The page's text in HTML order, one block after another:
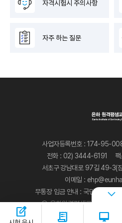
자격시험시 주의사항
자주 하는 질문
사업자등록번호 : 174-95-
전화 : 02) 3444-6191
서초구 강남대로 97길 49-3(
이메일 :
무통장 입금 안내 : 국민은행
Ⓒ 은하원격평생교육원 ALL
arrow_back_ios_new
edit_square receipt_long desktop_mac